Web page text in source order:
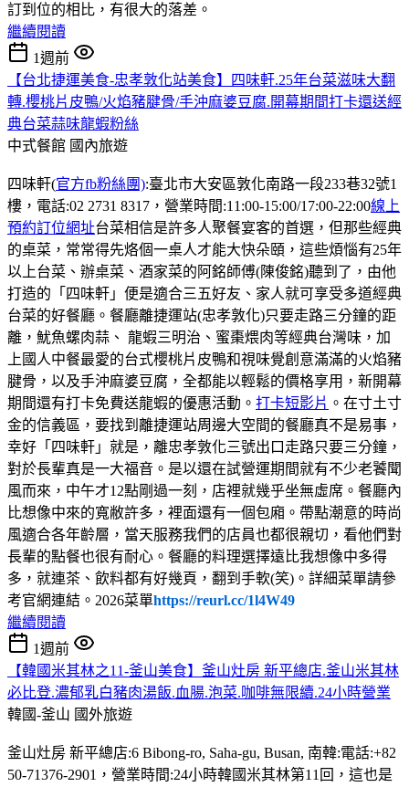
訂到位的相比，有很大的落差。
繼續閱讀
1週前
【台北捷運美食-忠孝敦化站美食】四味軒.25年台菜滋味大翻
轉.櫻桃片皮鴨/火焰豬腱骨/手沖麻婆豆腐.開幕期間打卡還送經
典台菜蒜味龍蝦粉絲
中式餐館 國內旅遊
四味軒(官方fb粉絲團):臺北市大安區敦化南路一段233巷32號1
樓，電話:02 2731 8317，營業時間:11:00-15:00/17:00-22:00線上
預約訂位網址台菜相信是許多人聚餐宴客的首選，但那些經典
的桌菜，常常得先烙個一桌人才能大快朵頤，這些煩惱有25年
以上台菜、辦桌菜、酒家菜的阿銘師傅(陳俊銘)聽到了，由他
打造的「四味軒」便是適合三五好友、家人就可享受多道經典
台菜的好餐廳。餐廳離捷運站(忠孝敦化)只要走路三分鐘的距
離，魷魚螺肉蒜、 龍蝦三明治、蜜棗煨肉等經典台灣味，加
上國人中餐最愛的台式櫻桃片皮鴨和視味覺創意滿滿的火焰豬
腱骨，以及手沖麻婆豆腐，全都能以輕鬆的價格享用，新開幕
期間還有打卡免費送龍蝦的優惠活動。 打卡短影片 。在寸土寸
金的信義區，要找到離捷運站周邊大空間的餐廳真不是易事，
幸好「四味軒」就是，離忠孝敦化三號出口走路只要三分鐘，
對於長輩真是一大福音。是以還在試營運期間就有不少老饕聞
風而來，中午才12點剛過一刻，店裡就幾乎坐無虛席。餐廳內
比想像中來的寬敝許多，裡面還有一個包廂。帶點潮意的時尚
風適合各年齡層，當天服務我們的店員也都很親切，看他們對
長輩的點餐也很有耐心。餐廳的料理選擇遠比我想像中多得
多，就連茶、飲料都有好幾頁，翻到手軟(笑)。詳細菜單請參
考官網連結。2026菜單https://reurl.cc/1l4W49
繼續閱讀
1週前
【韓國米其林之11-釜山美食】釜山灶房 新平總店.釜山米其林
必比登.濃郁乳白豬肉湯飯.血腸.泡菜.咖啡無限續.24小時營業
韓國-釜山 國外旅遊
釜山灶房 新平總店:6 Bibong-ro, Saha-gu, Busan, 南韓:電話:+82
50-71376-2901，營業時間:24小時韓國米其林第11回，這也是